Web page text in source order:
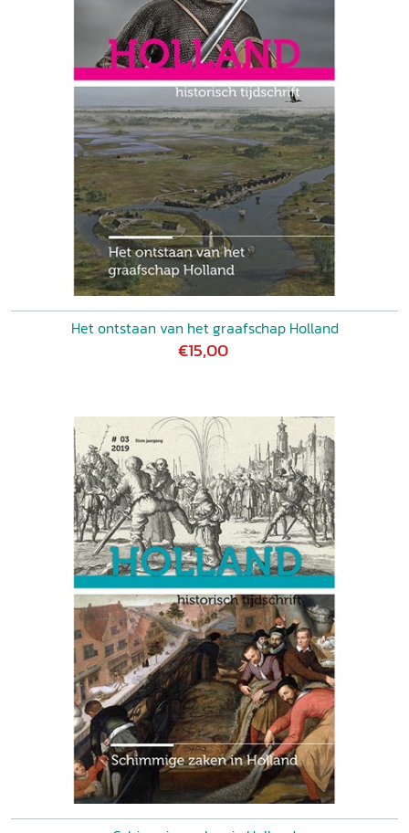
Het ontstaan van het graafschap Holland
€15,00